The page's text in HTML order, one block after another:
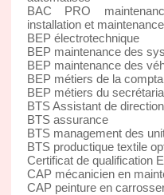
BAC PRO
installation et maintenance
BEP électrotechnique
BEP maintenance des
BEP maintenance des
BEP métiers de la
BEP métiers du
BTS Assistant de direction
BTS assurance
BTS management des
BTS productique textile
Certificat de qualification
CAP mécanicien en
CAP peinture en